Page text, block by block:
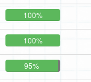
100%
100%
95%